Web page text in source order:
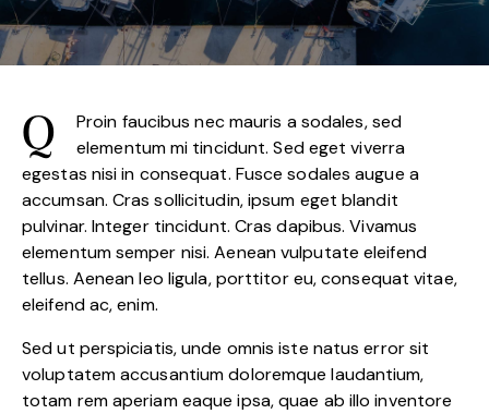
Q
Proin faucibus nec mauris a sodales, sed
elementum mi tincidunt. Sed eget viverra
egestas nisi in consequat. Fusce sodales augue a
accumsan. Cras sollicitudin, ipsum eget blandit
pulvinar. Integer tincidunt. Cras dapibus. Vivamus
elementum semper nisi. Aenean vulputate eleifend
tellus. Aenean leo ligula, porttitor eu, consequat vitae,
eleifend ac, enim.
Sed ut perspiciatis, unde omnis iste natus error sit
voluptatem accusantium doloremque laudantium,
totam rem aperiam eaque ipsa, quae ab illo inventore